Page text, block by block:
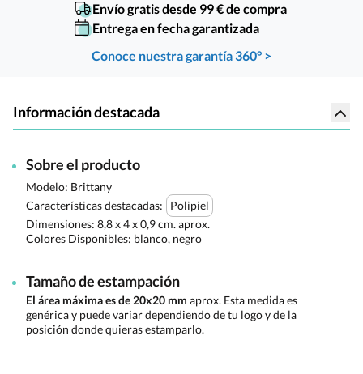
Envío gratis desde 99 € de compra
Entrega en fecha garantizada
Conoce nuestra garantía 360° >
Información destacada
Sobre el producto
Modelo: Brittany
Características destacadas:
Polipiel
Dimensiones: 8,8 x 4 x 0,9 cm. aprox.
Colores Disponibles: blanco, negro
Tamaño de estampación
El área máxima es de 20x20 mm aprox. Esta medida es
genérica y puede variar dependiendo de tu logo y de la
posición donde quieras estamparlo.